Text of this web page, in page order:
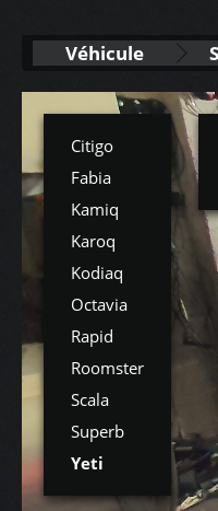
Véhicule
Citigo
Fabia
Kamiq
Karoq
Kodiaq
Octavia
Rapid
Roomster
Scala
Superb
Yeti